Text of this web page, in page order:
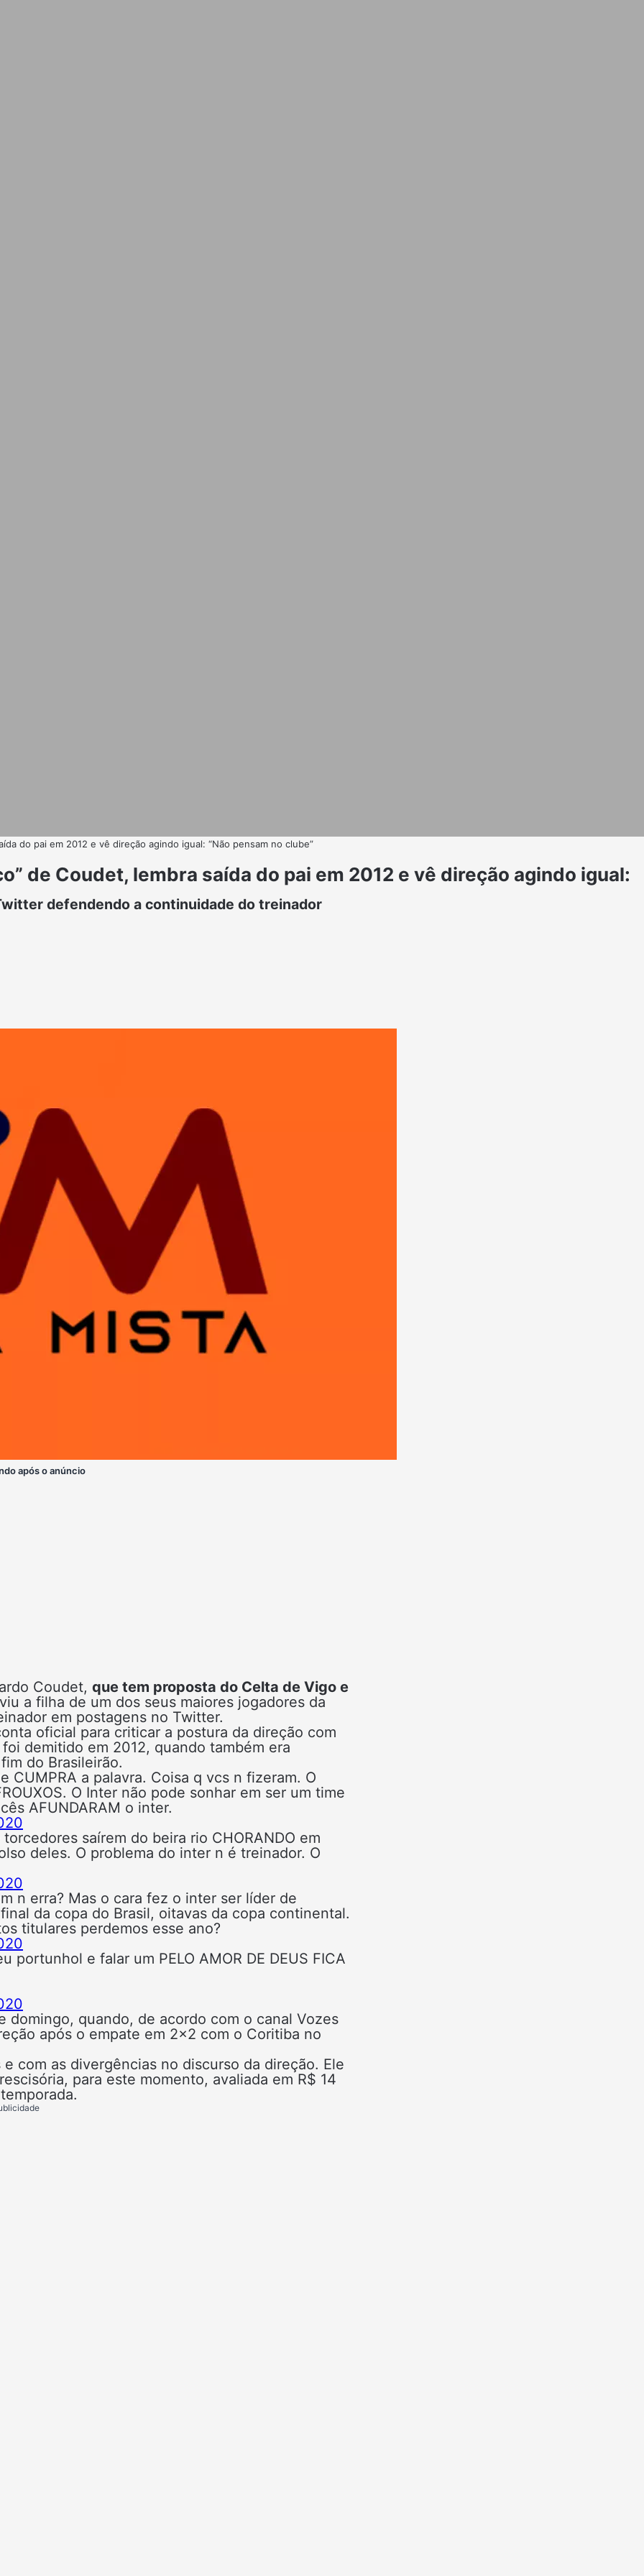
do pai em 2012 e vê direção agindo igual: “Não pensam no clube”
de Coudet, lembra saída do pai em 2012 e vê direção agindo igual:
defendendo a continuidade do treinador
após o anúncio
Coudet, que tem proposta do Celta de Vigo e
viu a filha de um dos seus maiores jogadores da
em postagens no Twitter.
oficial para criticar a postura da direção com
demitido em 2012, quando também era
do Brasileirão.
a palavra. Coisa q vcs n fizeram. O
O Inter não pode sonhar em ser um time
AFUNDARAM o inter.
saírem do beira rio CHORANDO em
deles. O problema do inter n é treinador. O
n erra? Mas o cara fez o inter ser líder de
da copa do Brasil, oitavas da copa continental.
titulares perdemos esse ano?
e falar um PELO AMOR DE DEUS FICA
quando, de acordo com o canal Vozes
após o empate em 2×2 com o Coritiba no
com as divergências no discurso da direção. Ele
para este momento, avaliada em R$ 14